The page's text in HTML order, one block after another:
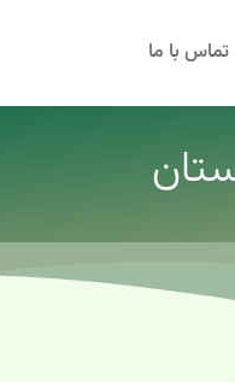
تماس با ما